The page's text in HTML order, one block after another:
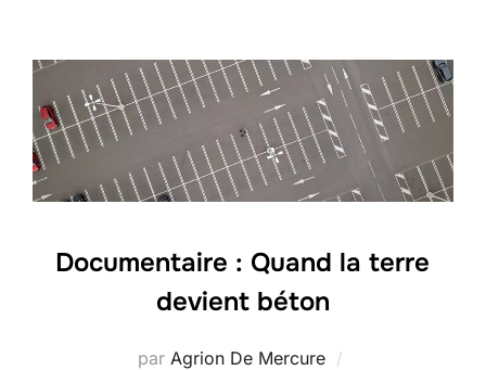
Documentaire : Quand la terre
devient béton
par Agrion De Mercure